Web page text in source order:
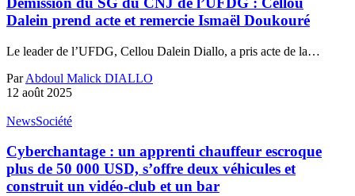
Dalein prend acte et remercie Ismaël Doukouré
Le leader de l’UFDG, Cellou Dalein Diallo, a pris acte de la…
Par Abdoul Malick DIALLO
12 août 2025
NewsSociété
Cyberchantage : un apprenti chauffeur escroque
plus de 50 000 USD, s’offre deux véhicules et
construit un vidéo-club et un bar